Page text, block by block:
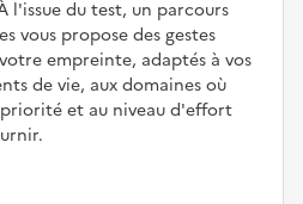
l'issue du test, un parcours
vous propose des gestes
empreinte, adaptés à vos
de vie, aux domaines où
et au niveau d'effort